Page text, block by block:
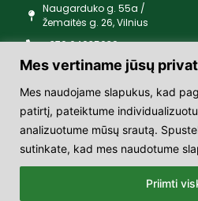
Mes vertiname jūsų
Mes naudojame slapukus, kad
patirtį, pateiktume
analizuotume mūsų srautą.
sutinkate, kad mes naudotume
Priimti
Naugarduko g. 55a /
Žemaitės g. 26, Vilnius
+370 64035039
Darbo laikas:
I – V 10:00 – 19:00
VI – 10:00 – 16:00
VII – nedirba
LR oficialiai patvirtintomis švenčių